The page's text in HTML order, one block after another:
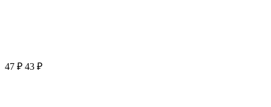
47 ₽ 43 ₽